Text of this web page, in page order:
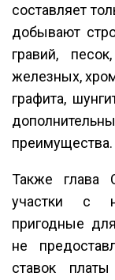
составляет
добывают
гравий,
железных,
графита,
преимущества.
Также глава
участки с
пригодные
не
ставок